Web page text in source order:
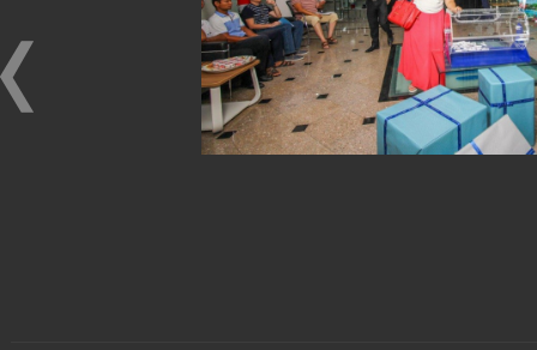
1 августа 2017 года в Головном офисе банка прошел
финальный розыгрыш призов в рамках Акции
«Открой карту VISA и выиграй поездку на двоих на
остров Бали».